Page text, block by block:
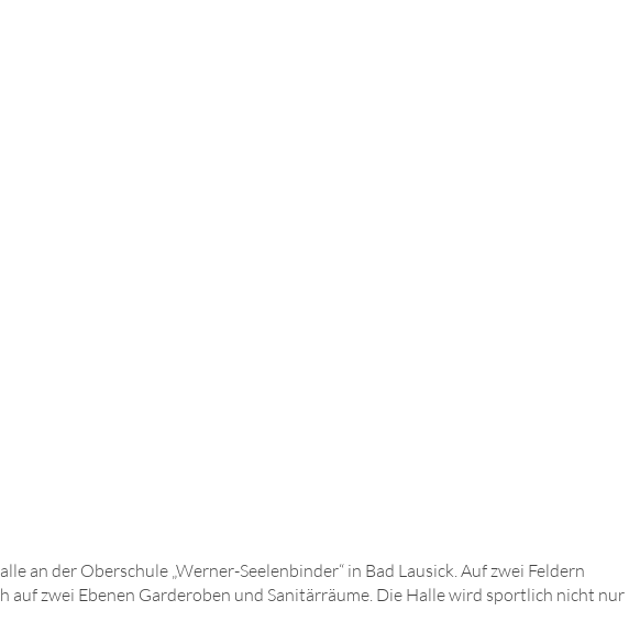
an der Oberschule „Werner-Seelenbinder“ in Bad Lausick. Auf zwei Feldern
auf zwei Ebenen Garderoben und Sanitärräume. Die Halle wird sportlich nicht nur